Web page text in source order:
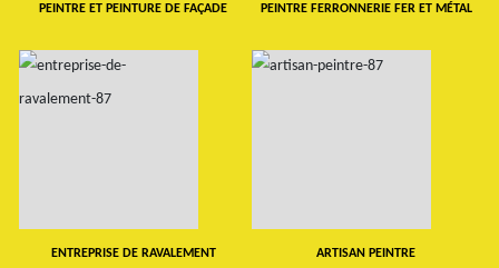
PEINTRE ET PEINTURE DE FAÇADE PEINTRE FERRONNERIE FER ET MÉTAL
ENTREPRISE DE RAVALEMENT ARTISAN PEINTRE